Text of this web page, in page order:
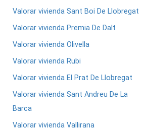
Valorar vivienda Sant Boi De Llobregat
Valorar vivienda Premia De Dalt
Valorar vivienda Olivella
Valorar vivienda Rubi
Valorar vivienda El Prat De Llobregat
Valorar vivienda Sant Andreu De La
Barca
Valorar vivienda Vallirana